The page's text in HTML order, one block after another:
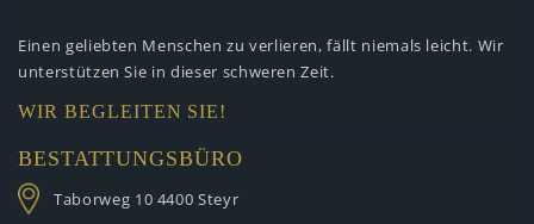
Einen geliebten Menschen zu verlieren, fällt niemals leicht. Wir
unterstützen Sie in dieser schweren Zeit.
WIR BEGLEITEN SIE!
BESTATTUNGSBÜRO
Taborweg 10 4400 Steyr